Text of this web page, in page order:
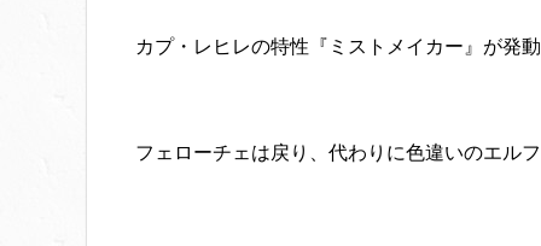
カプ・レヒレの特性『ミストメイカー』が発
フェローチェは戻り、代わりに色違いのエル